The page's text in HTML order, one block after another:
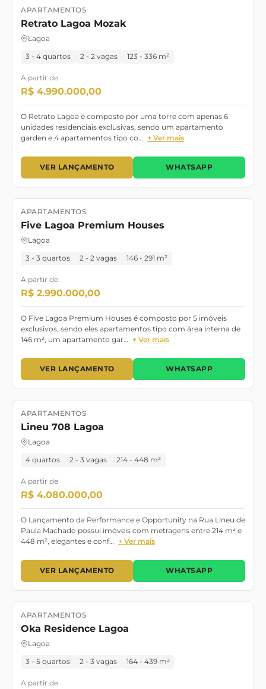
Lançamento Pronto para morar
APARTAMENTOS
Retrato Lagoa Mozak
Lagoa
3 - 4 quartos 2 - 2 vagas 123 - 336 m²
A partir de
R$ 4.990.000,00
O Retrato Lagoa é composto por uma torre com apenas 6
unidades residenciais exclusivas, sendo um apartamento
garden e 4 apartamentos tipo co… + Ver mais
VER LANÇAMENTO WHATSAPP
Lançamento 11/2021
APARTAMENTOS
Five Lagoa Premium Houses
Lagoa
3 - 3 quartos 2 - 2 vagas 146 - 291 m²
A partir de
R$ 2.990.000,00
O Five Lagoa Premium Houses é composto por 5 imóveis
exclusivos, sendo eles apartamentos tipo com área interna de
146 m², um apartamento gar… + Ver mais
VER LANÇAMENTO WHATSAPP
Lançamento Pronto para morar
APARTAMENTOS
Lineu 708 Lagoa
Lagoa
4 quartos 2 - 3 vagas 214 - 448 m²
A partir de
R$ 4.080.000,00
O Lançamento da Performance e Opportunity na Rua Lineu de
Paula Machado possui imóveis com metragens entre 214 m² e
448 m², elegantes e conf… + Ver mais
VER LANÇAMENTO WHATSAPP
Lançamento Pronto para morar
APARTAMENTOS
Oka Residence Lagoa
Lagoa
3 - 5 quartos 2 - 3 vagas 164 - 439 m²
A partir de